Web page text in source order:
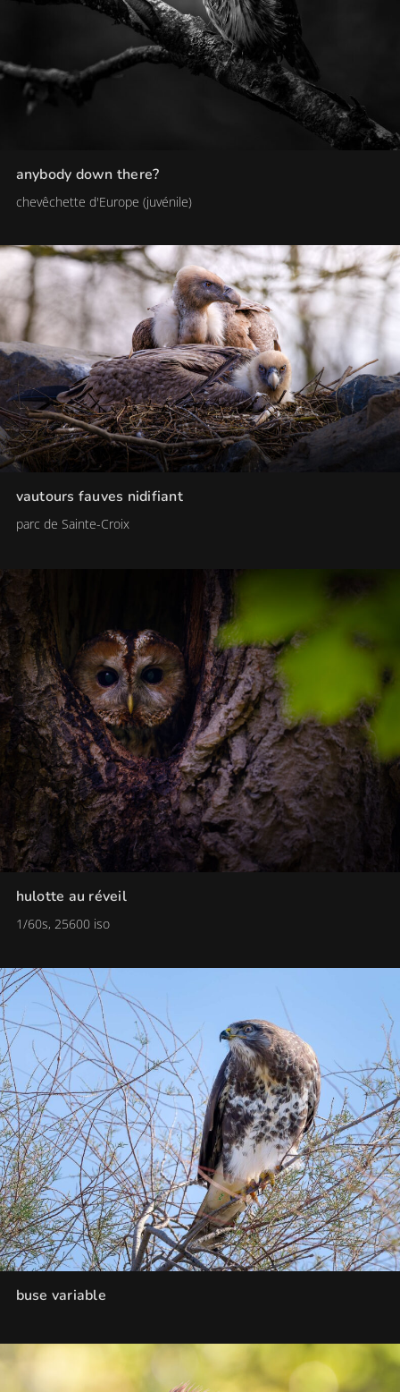
anybody down there?
chevêchette d'Europe (juvénile)
vautours fauves nidifiant
parc de Sainte-Croix
hulotte au réveil
1/60s, 25600 iso
buse variable